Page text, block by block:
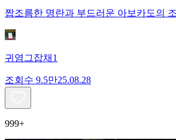
짭조름한 명란과 부드러운 아보카도의
귀염그잡채1
조회수 9.5만25.08.28
999+